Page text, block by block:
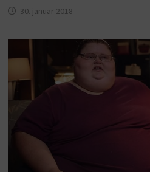
30. januar 2018